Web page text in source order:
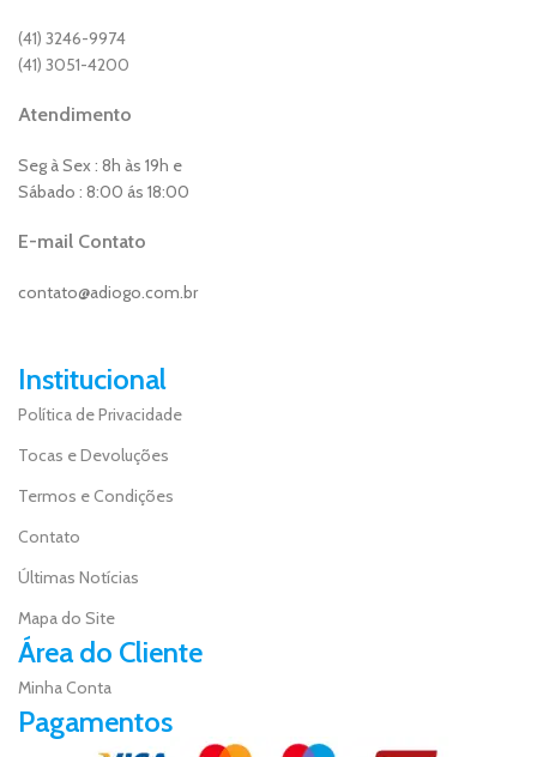
(41) 3246-9974
(41) 3051-4200
Atendimento
Seg à Sex : 8h às 19h e
Sábado : 8:00 ás 18:00
E-mail Contato
contato@adiogo.com.br
Institucional
Política de Privacidade
Tocas e Devoluções
Termos e Condições
Contato
Últimas Notícias
Mapa do Site
Área do Cliente
Minha Conta
Pagamentos